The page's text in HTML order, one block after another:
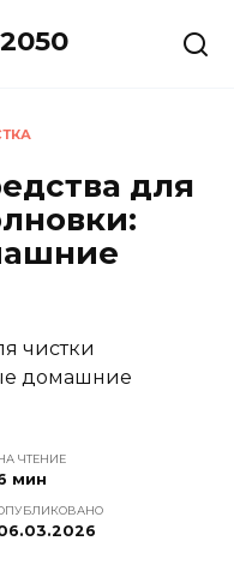
для
ЧТЕНИЕ
мин